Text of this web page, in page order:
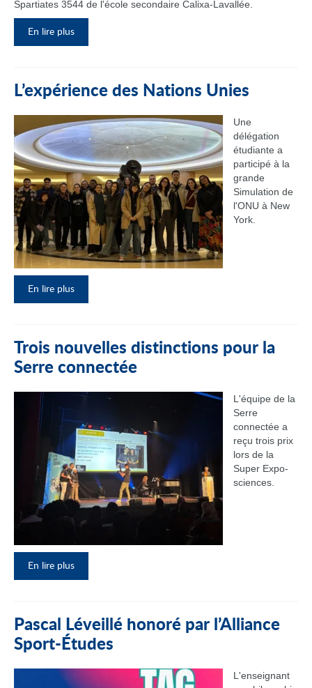
Spartiates 3544 de l'école secondaire Calixa-Lavallée.
En lire plus
L’expérience des Nations Unies
Une
délégation
étudiante a
participé à la
grande
Simulation de
l'ONU à New
York.
En lire plus
Trois nouvelles distinctions pour la
Serre connectée
L'équipe de la
Serre
connectée a
reçu trois prix
lors de la
Super Expo-
sciences.
En lire plus
Pascal Léveillé honoré par l’Alliance
Sport-Études
L'enseignant